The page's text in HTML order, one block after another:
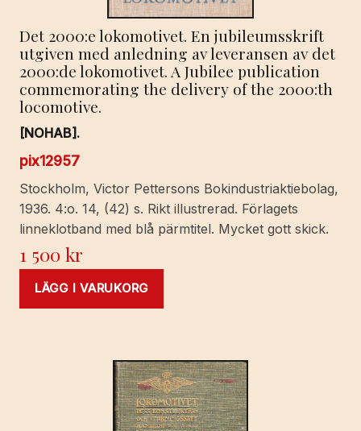
Det 2000:e lokomotivet. En jubileumsskrift
utgiven med anledning av leveransen av det
2000:de lokomotivet. A Jubilee publication
commemorating the delivery of the 2000:th
locomotive.
[NOHAB].
pix12957
Stockholm, Victor Pettersons Bokindustriaktiebolag,
1936. 4:o. 14, (42) s. Rikt illustrerad. Förlagets
linneklotband med blå pärmtitel. Mycket gott skick.
1 500kr
LÄGG I VARUKORG